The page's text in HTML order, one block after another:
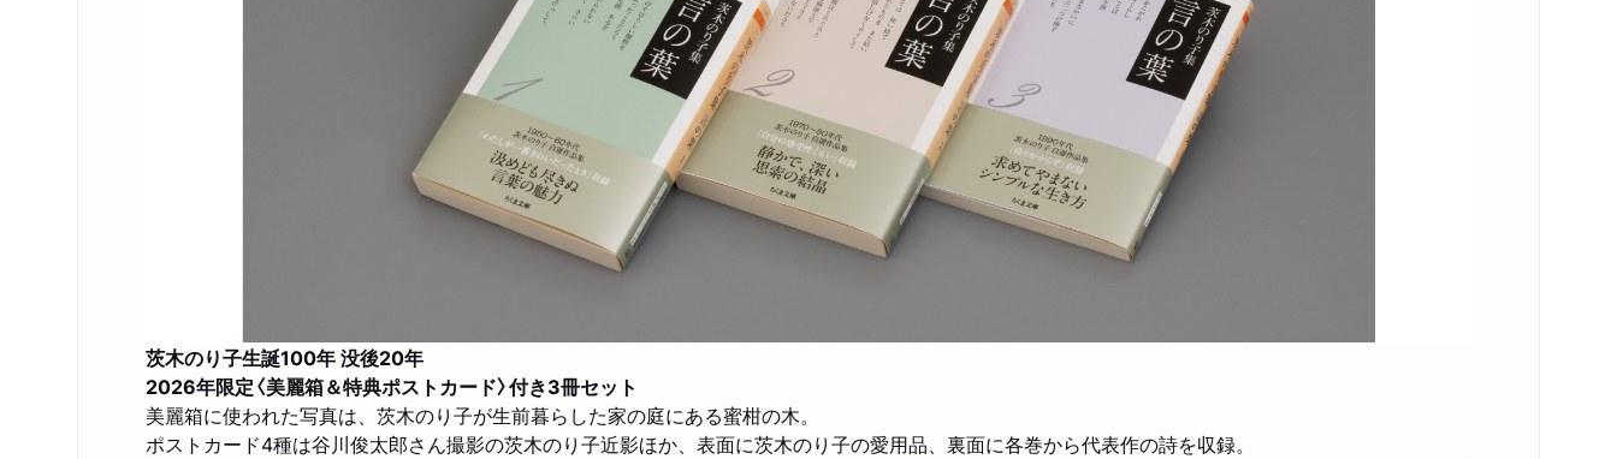
茨木のり子生誕100年 没後20年
2026年限定〈美麗箱＆特典ポストカード〉付き3冊セット
美麗箱に使われた写真は、茨木のり子が生前暮らした家の庭にある蜜柑の木。
ポストカード4種は谷川俊太郎さん撮影の茨木のり子近影ほか、表面に茨木のり子の愛用品、裏面に各巻から代表作の詩を収録。